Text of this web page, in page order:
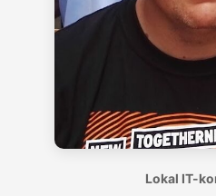
Lokal IT-